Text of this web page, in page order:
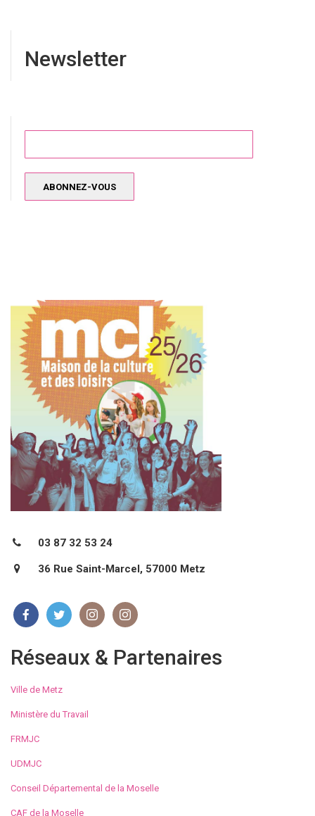
Newsletter
03 87 32 53 24
36 Rue Saint-Marcel, 57000 Metz
Réseaux & Partenaires
Ville de Metz
Ministère du Travail
FRMJC
UDMJC
Conseil Départemental de la Moselle
CAF de la Moselle